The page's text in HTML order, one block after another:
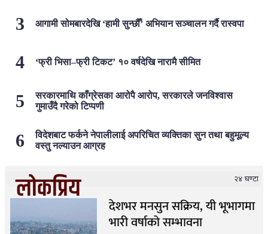
आगामी सोमबारदेखि ‘हामी सुन्छौँ’ अभियान सञ्चालन गर्दै रास्वपा
‘फ्री भिसा–फ्री टिकट’ १० वर्षदेखि नारामै सीमित
सरकारमाथि काँग्रेसका आरोपै आरोप, सरकारले जनविश्वास
गुमाउँदै गरेको टिप्पणी
विदेशबाट फर्कने नेपालीलाई अपरिचित व्यक्तिका सुन तथा बहुमूल्य
वस्तु नल्याउन आग्रह
लोकप्रिय २४ घण्टा
देशभर मनसुन सक्रिय, यी भूभागमा
भारी वर्षाको सम्भावना